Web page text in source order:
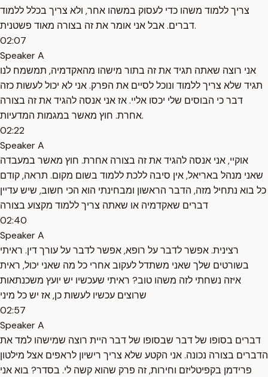
צריך ללמוד משהו כדי לעסוק במשהו אחר, ולא צריך בכלל ללמוד
דברים. אבל אני אומר את זה בצורה מאוד פשטנית.
02:07
Speaker A
אני רוצה שאתה תגיד את זה בתור מישהו מהאקדמיה, תמשמח לנו
תגיד שלא צריך ללמוד ונוכל לסיים את הפרק. אני לא יכול לעשות כזה
דבר כי הבוסים שלי יכסו אליי. אז אני אנסה להגיד את זה בצורה
אחרת. חוץ מאשר במגמות המדעיות.
02:22
Speaker A
אוקיי, אני אנסה להגיד את זה בצורה אחרת. חוץ מאשר במעבדה
שאני מנהל באריאל, אין סיבה ללכת ללמוד בשום מקום. תראה, קודם
כל בוא נתחיל מזה, הדבר הראשון ומבחינתי הוא הכי חשוב, שיש עדיין
דברים שאקדמיה או שאתה צריך ללמוד מקצוע בצורה
02:40
Speaker A
רצינית. אפשר לדבר על רופא, אפשר לדבר על עורך דין. ראיתי
בשורטים שלך שאני משתדל לעקוב אחרי כל מה שאני יכול, ראית
איזה נשחתי לזה משהו טוב? ראיתי שעכשיו יש יועץ משכנתאות
שרוצים עכשיו לעשות כן, אז יש כל מיני
02:57
Speaker A
דברים בסופו של דבר שבסופו של דבר היית רוצה שמישהו למד את
הדברים בצורה נכונה. אני הקטע שלא צריך רישיון לראפים אצל מילטון
פרידמן בקפיטליזם וחירות, זה פרק שהוא קשה לי. בסדר? בוא אני